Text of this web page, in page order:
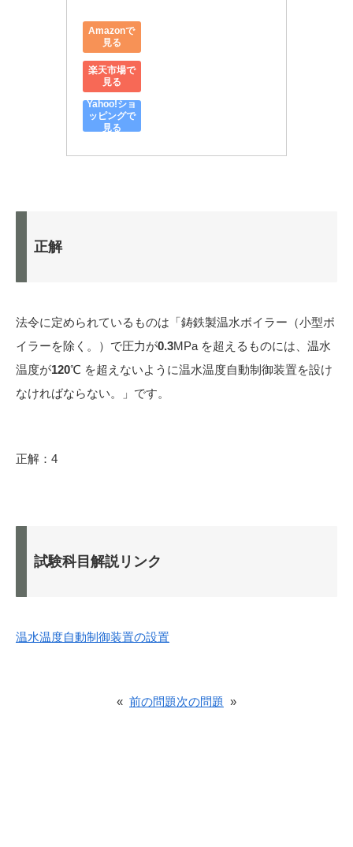
Amazonで
見る
楽天市場で
見る
Yahoo!ショ
ッピングで
見る
正解
法令に定められているものは「鋳鉄製温水ボイラー（小型ボ
イラーを除く。）で圧力が0.3MPa を超えるものには、温水
温度が120℃ を超えないように温水温度自動制御装置を設け
なければならない。」です。
正解：4
試験科目解説リンク
温水温度自動制御装置の設置
« 前の問題次の問題 »